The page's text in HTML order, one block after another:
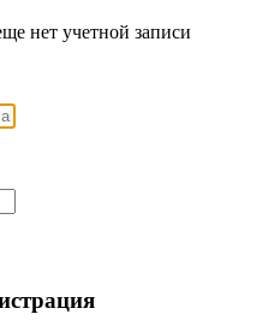
нет учетной записи